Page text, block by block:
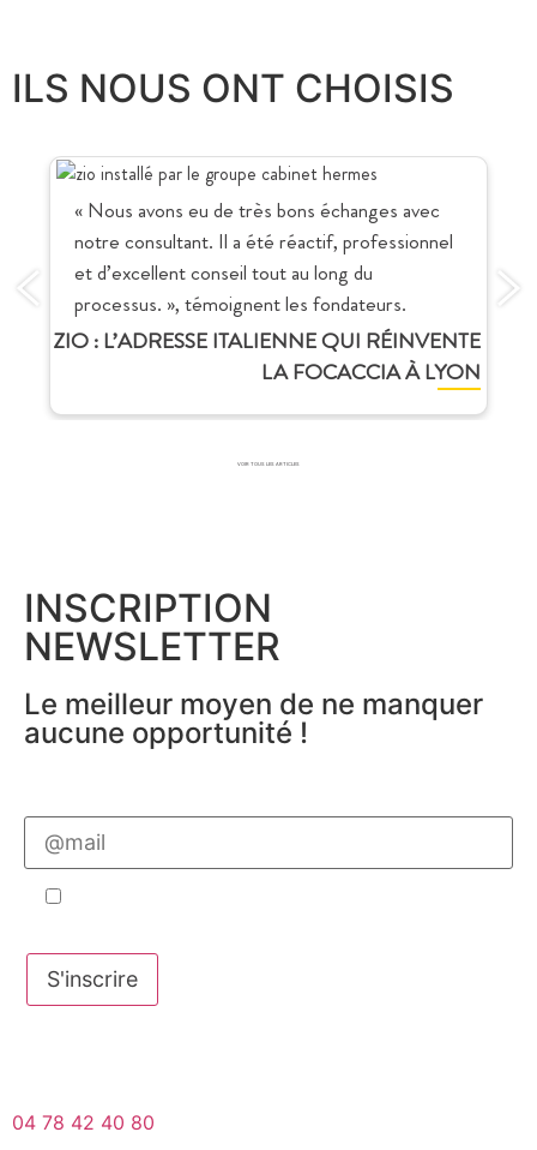
ILS NOUS ONT CHOISIS
« Nous avons eu de très bons échanges avec
notre consultant. Il a été réactif, professionnel
et d’excellent conseil tout au long du
processus. », témoignent les fondateurs.
ZIO : L’ADRESSE ITALIENNE QUI RÉINVENTE
LA FOCACCIA À LYON
VOIR TOUS LES ARTICLES
INSCRIPTION
NEWSLETTER
Le meilleur moyen de ne manquer
aucune opportunité !
laisser
ce
champ
vide.
Veuillez
laisser
ce
04 78 42 40 80